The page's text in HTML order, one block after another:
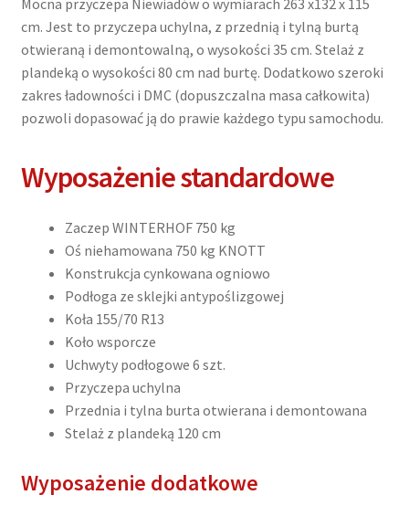
i
plandeką
120
cm
od
Mocna przyczepa Niewiadów o wymiarach 263 x132 x 115
cm. Jest to przyczepa uchylna, z przednią i tylną burtą
otwieraną i demontowalną, o wysokości 35 cm. Stelaż z
plandeką o wysokości 80 cm nad burtę. Dodatkowo szeroki
zakres ładowności i DMC (dopuszczalna masa całkowita)
pozwoli dopasować ją do prawie każdego typu samochodu.
Wyposażenie standardowe
Zaczep WINTERHOF 750 kg
Oś niehamowana 750 kg KNOTT
Konstrukcja cynkowana ogniowo
Podłoga ze sklejki antypoślizgowej
Koła 155/70 R13
Koło wsporcze
Uchwyty podłogowe 6 szt.
Przyczepa uchylna
Przednia i tylna burta otwierana i demontowana
Stelaż z plandeką 120 cm
Wyposażenie dodatkowe